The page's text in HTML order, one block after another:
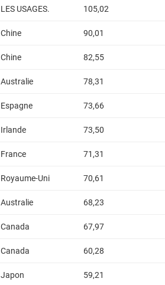
LES USAGES. 105,02
Chine 90,01
Chine 82,55
Australie 78,31
Espagne 73,66
Irlande 73,50
France 71,31
Royaume-Uni 70,61
Australie 68,23
Canada 67,97
Canada 60,28
Japon 59,21